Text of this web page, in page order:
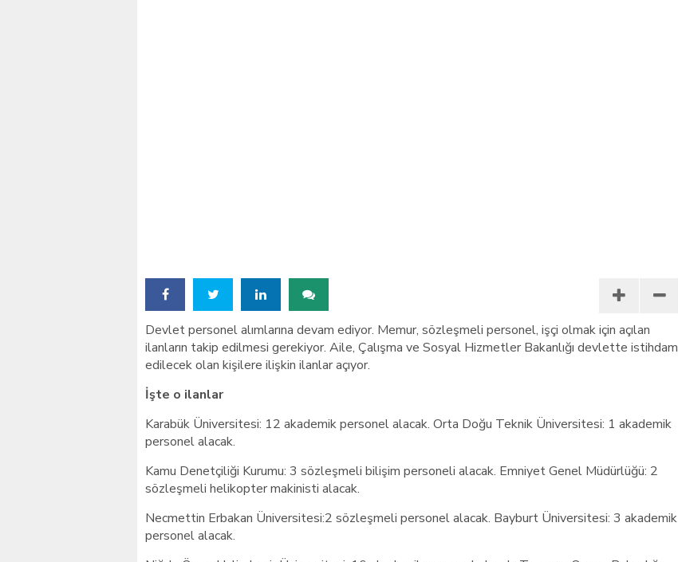
Devlet personel alımlarına devam ediyor. Memur, sözleşmeli personel, işçi olmak için açılan
ilanların takip edilmesi gerekiyor. Aile, Çalışma ve Sosyal Hizmetler Bakanlığı devlette istihdam
edilecek olan kişilere ilişkin ilanlar açıyor.
İşte o ilanlar
Karabük Üniversitesi: 12 akademik personel alacak. Orta Doğu Teknik Üniversitesi: 1 akademik
personel alacak.
Kamu Denetçiliği Kurumu: 3 sözleşmeli bilişim personeli alacak. Emniyet Genel Müdürlüğü: 2
sözleşmeli helikopter makinisti alacak.
Necmettin Erbakan Üniversitesi:2 sözleşmeli personel alacak. Bayburt Üniversitesi: 3 akademik
personel alacak.